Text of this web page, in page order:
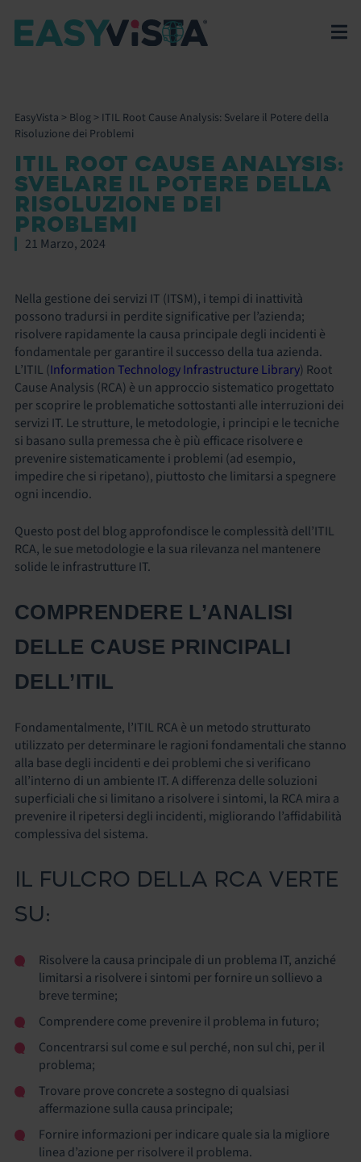
EasyVista > Blog> ITIL Root Cause Analysis: Svelare il Potere della
Risoluzione dei Problemi
ITIL ROOT CAUSE ANALYSIS:
SVELARE IL POTERE DELLA
RISOLUZIONE DEI
PROBLEMI
21 Marzo, 2024
Nella gestione dei servizi IT (ITSM), i tempi di inattività
possono tradursi in perdite significative per l’azienda;
risolvere rapidamente la causa principale degli incidenti è
fondamentale per garantire il successo della tua azienda.
L’ITIL (Information Technology Infrastructure Library) Root
Cause Analysis (RCA) è un approccio sistematico progettato
per scoprire le problematiche sottostanti alle interruzioni dei
servizi IT. Le strutture, le metodologie, i principi e le tecniche
si basano sulla premessa che è più efficace risolvere e
prevenire sistematicamente i problemi (ad esempio,
impedire che si ripetano), piuttosto che limitarsi a spegnere
ogni incendio.
Questo post del blog approfondisce le complessità dell’ITIL
RCA, le sue metodologie e la sua rilevanza nel mantenere
solide le infrastrutture IT.
COMPRENDERE L’ANALISI
DELLE CAUSE PRINCIPALI
DELL’ITIL
Fondamentalmente, l’ITIL RCA è un metodo strutturato
utilizzato per determinare le ragioni fondamentali che stanno
alla base degli incidenti e dei problemi che si verificano
all’interno di un ambiente IT. A differenza delle soluzioni
superficiali che si limitano a risolvere i sintomi, la RCA mira a
prevenire il ripetersi degli incidenti, migliorando l’affidabilità
complessiva del sistema.
IL FULCRO DELLA RCA VERTE
SU:
Risolvere la causa principale di un problema IT, anziché
limitarsi a risolvere i sintomi per fornire un sollievo a
breve termine;
Comprendere come prevenire il problema in futuro;
Concentrarsi sul come e sul perché, non sul chi, per il
problema;
Trovare prove concrete a sostegno di qualsiasi
affermazione sulla causa principale;
Fornire informazioni per indicare quale sia la migliore
linea d’azione per risolvere il problema.